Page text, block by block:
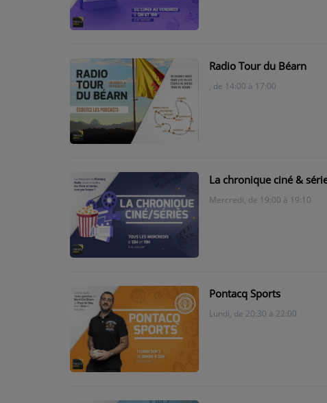
EN QUOI ÇA CONSISTE ?
ÉCOUTEZ LES PRODUCTIONS
RECRUTEMENT
VENEZ DANS LE PUBLIC !
CRÉATIONS AUDIOVISUELLES
L'ŒIL DE L'OIE | PRÉSENTATION
VIDÉOS | L’ŒIL DE L'OIE
VIDÉOS | JEUX
Radio Tour du Béarn
, de 14:00 à 17:00
La chronique ciné &
Mercredi, de 19:00 à 19:10
Pontacq Sports
Lundi, de 20:30 à 22:00